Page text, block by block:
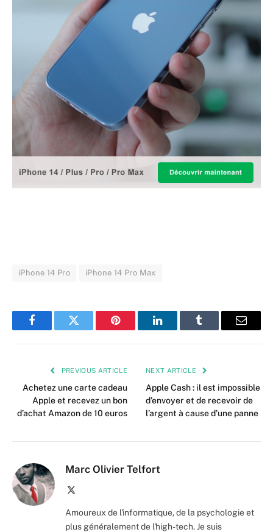
iPhone 14 Pro iPhone 14 Pro Max
FacebookTwitter Pinterest LinkedInTumblr Email
PREVIOUS ARTICLE
Achetez une carte cadeau
Apple et recevez un bon
d’achat Amazon de 10 euros
NEXT ARTICLE
Apple Cash : il est impossible
d’envoyer et de recevoir de
l’argent à cause d’une panne
Marc Olivier Telfort
Amoureux de l'informatique, de la psychologie et
plus généralement de l'high-tech. Je suis